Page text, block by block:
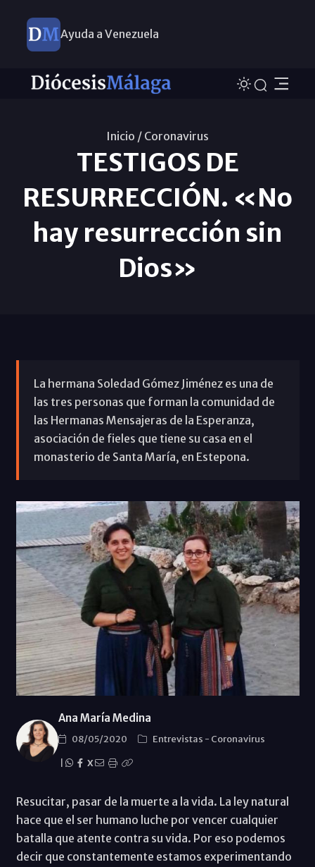
Ayuda a Venezuela
Inicio / Coronavirus
TESTIGOS DE
RESURRECCIÓN. «No
hay resurrección sin
Dios»
La hermana Soledad Gómez Jiménez es una de
las tres personas que forman la comunidad de
las Hermanas Mensajeras de la Esperanza,
asociación de fieles que tiene su casa en el
monasterio de Santa María, en Estepona.
Ana María Medina
08/05/2020 Entrevistas - Coronavirus
X
Resucitar, pasar de la muerte a la vida. La ley natural
hace que el ser humano luche por vencer cualquier
batalla que atente contra su vida. Por eso podemos
decir que constantemente estamos experimentando